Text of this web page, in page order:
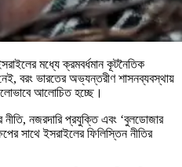
মধ্যে ক্রমবর্ধমান কূটনৈতিক
বরং ভারতের অভ্যন্তরীণ শাসনব্যবস্থায়
আলোচিত হচ্ছে।
নীতি, নজরদারি প্রযুক্তি এবং ‘বুলডোজার
সাথে ইসরাইলের ফিলিস্তিন নীতির